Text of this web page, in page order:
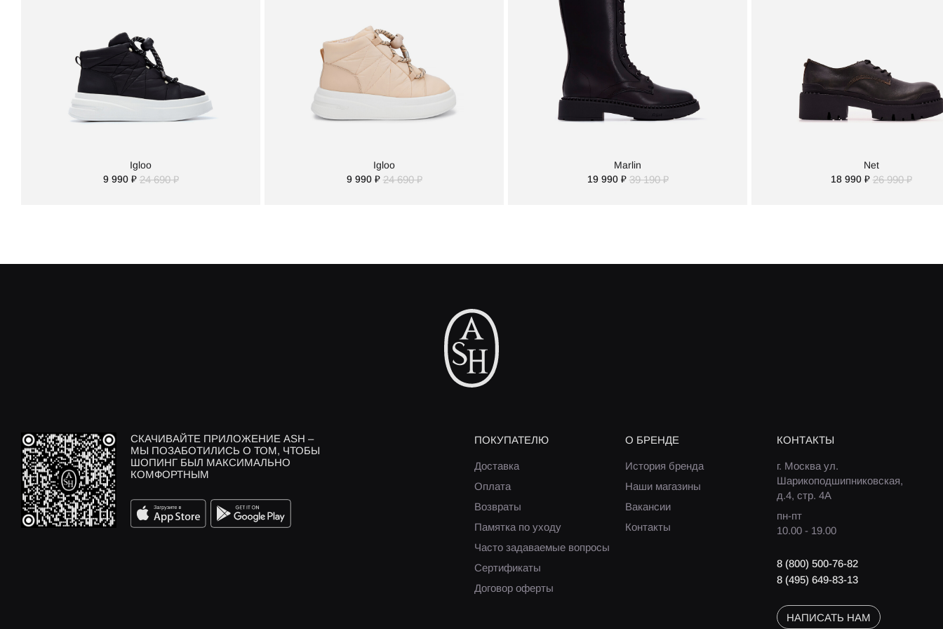
Igloo
9 990 ₽ 24 690 ₽
Igloo
9 990 ₽ 24 690 ₽
Marlin
19 990 ₽ 39 190 ₽
Net
18 990 ₽ 26 990 ₽
СКАЧИВАЙТЕ ПРИЛОЖЕНИЕ ASH –
МЫ ПОЗАБОТИЛИСЬ О ТОМ, ЧТОБЫ
ШОПИНГ БЫЛ МАКСИМАЛЬНО
КОМФОРТНЫМ
ПОКУПАТЕЛЮ
Доставка
Оплата
Возвраты
Памятка по уходу
Часто задаваемые вопросы
Сертификаты
Договор оферты
О БРЕНДЕ
История бренда
Наши магазины
Вакансии
Контакты
КОНТАКТЫ
г. Москва ул.
Шарикоподшипниковская,
д.4, стр. 4А
пн-пт
10.00 - 19.00
8 (800) 500-76-82
8 (495) 649-83-13
НАПИСАТЬ НАМ